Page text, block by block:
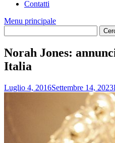
Contatti
Menu principale
Norah Jones:
Italia
Luglio 4, 2016Settembre 14, 2023